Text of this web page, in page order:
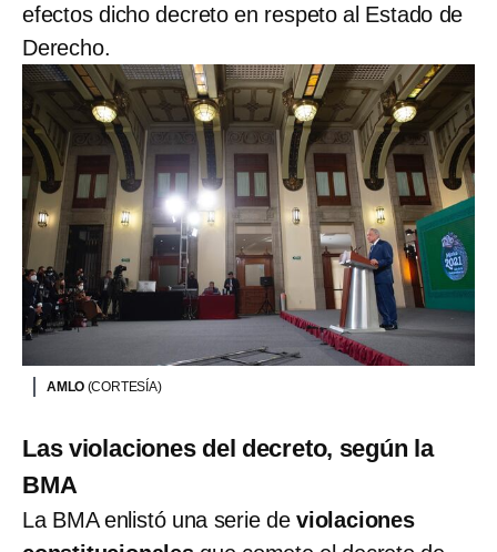
efectos dicho decreto en respeto al Estado de
Derecho.
AMLO (CORTESÍA)
Las violaciones del decreto, según la
BMA
La BMA enlistó una serie de violaciones